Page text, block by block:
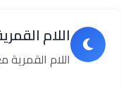
اللام
اللام